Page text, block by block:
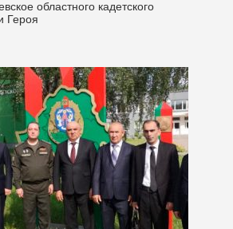
областного кадетского
Героя